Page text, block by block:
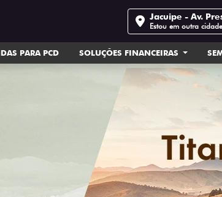
Jacuipe - Av.
Estou em outra
PARA PCD SOLUÇÕES FINANCEIRAS